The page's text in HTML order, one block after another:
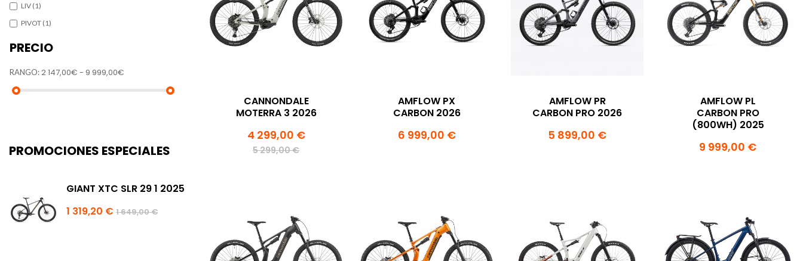
LIV (1)
PIVOT (1)
PRECIO
RANGO:2 147,00€ - 9 999,00€
PROMOCIONES ESPECIALES
GIANT XTC SLR 29 1 2025
1 319,20 € 1 649,00 €
CANNONDALE
MOTERRA 3 2026
4 299,00 €
5 299,00 €
AMFLOW PX
CARBON 2026
6 999,00 €
AMFLOW PR
CARBON PRO 2026
5 899,00 €
AMFLOW PL
CARBON PRO
(800WH) 2025
9 999,00 €